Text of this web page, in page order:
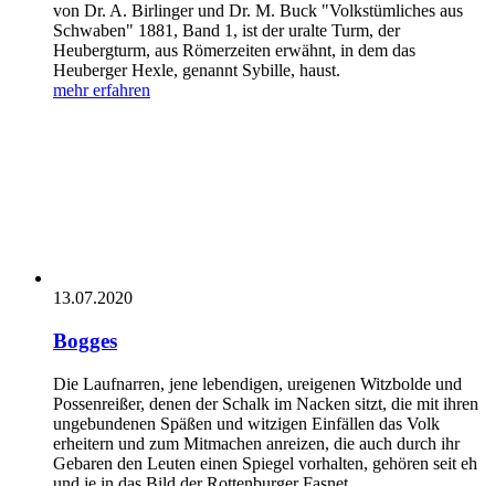
von Dr. A. Birlinger und Dr. M. Buck "Volkstümliches aus
Schwaben" 1881, Band 1, ist der uralte Turm, der
Heubergturm, aus Römerzeiten erwähnt, in dem das
Heuberger Hexle, genannt Sybille, haust.
mehr erfahren
13.07.2020
Bogges
Die Laufnarren, jene lebendigen, ureigenen Witzbolde und
Possenreißer, denen der Schalk im Nacken sitzt, die mit ihren
ungebundenen Späßen und witzigen Einfällen das Volk
erheitern und zum Mitmachen anreizen, die auch durch ihr
Gebaren den Leuten einen Spiegel vorhalten, gehören seit eh